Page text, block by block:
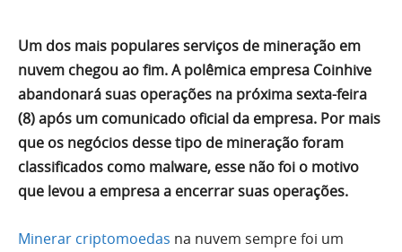
Um dos mais populares serviços de mineração em
nuvem chegou ao fim. A polêmica empresa Coinhive
abandonará suas operações na próxima sexta-feira
(8) após um comunicado oficial da empresa. Por mais
que os negócios desse tipo de mineração foram
classificados como malware, esse não foi o motivo
que levou a empresa a encerrar suas operações.
Minerar criptomoedas na nuvem sempre foi um